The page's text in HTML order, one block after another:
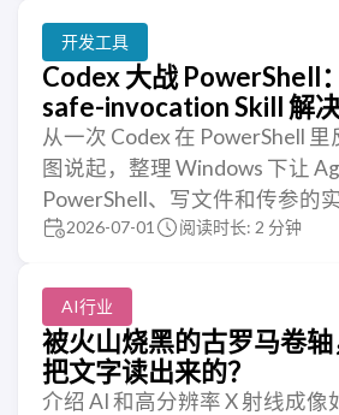
开发工具
Codex 大战 PowerShell
safe-invocation Skill 解
从一次 Codex 在 PowerShell
图说起，整理 Windows 下让
PowerShell、写文件和传参的
2026-07-01 阅读时长: 2 分钟
AI行业
被火山烧黑的古罗马卷
把文字读出来的？
介绍 AI 和高分辨率 X 射线成像